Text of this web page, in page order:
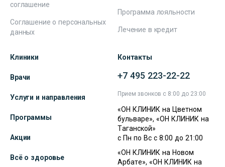
соглашение
Соглашение о персональных
данных
Программа лояльности
Лечение в кредит
Клиники
Врачи
Услуги и направления
Программы
Акции
Всё о здоровье
Контакты
+7 495 223-22-22
Прием звонков с 8:00 до 23:00
«ОН КЛИНИК на Цветном
бульваре», «ОН КЛИНИК на
Таганской»
с Пн по Вс с 8:00 до 21:00
«ОН КЛИНИК на Новом
Арбате», «ОН КЛИНИК на